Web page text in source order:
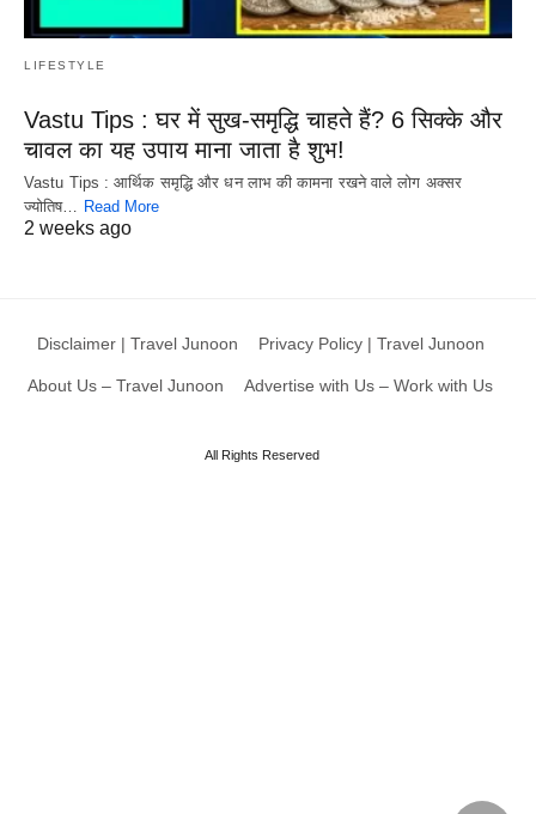
LIFESTYLE
Vastu Tips : घर में सुख-समृद्धि चाहते हैं? 6 सिक्के और
चावल का यह उपाय माना जाता है शुभ!
Vastu Tips : आर्थिक समृद्धि और धन लाभ की कामना रखने वाले लोग अक्सर
ज्योतिष… Read More
2 weeks ago
Disclaimer | Travel Junoon Privacy Policy | Travel Junoon
About Us – Travel Junoon Advertise with Us – Work with Us
All Rights Reserved